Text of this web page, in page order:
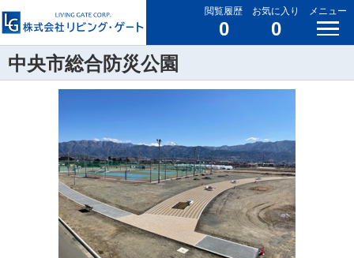
閲覧履歴
0
お気に入り
0
メニュー
中央市総合防災公園